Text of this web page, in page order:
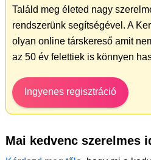
Találd meg életed nagy
rendszerünk segítségével. A
olyan online társkereső amit
az 50 év felettiek is könnyen
Ingyenes regisztráció
Mai kedvenc szerelmes